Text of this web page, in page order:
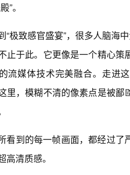
”。
“极致感官盛宴”，很多人脑海
止于此。它更像是一个精心
流媒体技术完美融合。走进
里，模糊不清的像素点是被
看到的每一帧画面，都经过了
高清质感。